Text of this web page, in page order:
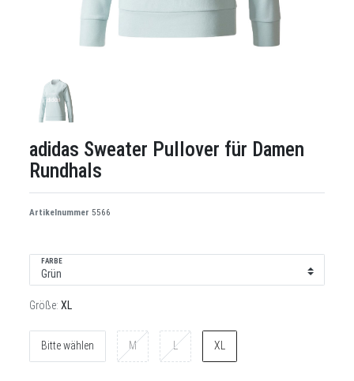
adidas Sweater Pullover für Damen
Rundhals
Artikelnummer5566
FARBE
Größe: XL
Bitte wählen M L XL